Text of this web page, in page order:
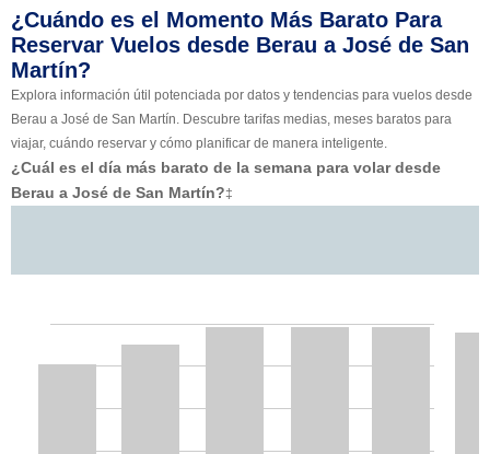
¿Cuándo es el Momento Más Barato Para
Reservar Vuelos desde Berau a José de San
Martín?
Explora información útil potenciada por datos y tendencias para vuelos desde
Berau a José de San Martín. Descubre tarifas medias, meses baratos para
viajar, cuándo reservar y cómo planificar de manera inteligente.
¿Cuál es el día más barato de la semana para volar desde
Berau a José de San Martín?‡